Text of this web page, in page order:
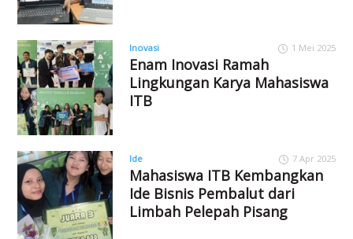
Inovasi 1 Mei 2025
Enam Inovasi Ramah
Lingkungan Karya Mahasiswa
ITB
Ide 7 Apr 2025
Mahasiswa ITB Kembangkan
Ide Bisnis Pembalut dari
Limbah Pelepah Pisang